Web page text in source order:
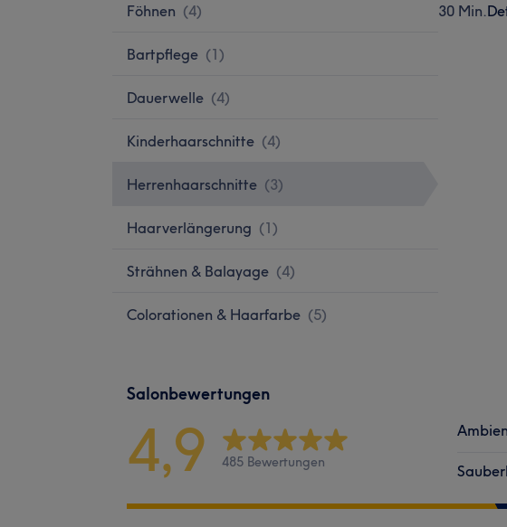
Föhnen (4)
Bartpflege (1)
Dauerwelle (4)
Kinderhaarschnitte (4)
Herrenhaarschnitte (3)
Haarverlängerung (1)
Strähnen & Balayage (4)
Colorationen & Haarfarbe (5)
30 Min.
Salonbewertungen
4,9 485 Bewertungen